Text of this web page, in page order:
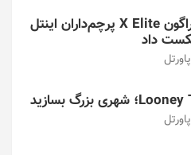
تراشه اسنپدراگون X Elite پرچم‌داران اینتل
پاورتل
پاورتل